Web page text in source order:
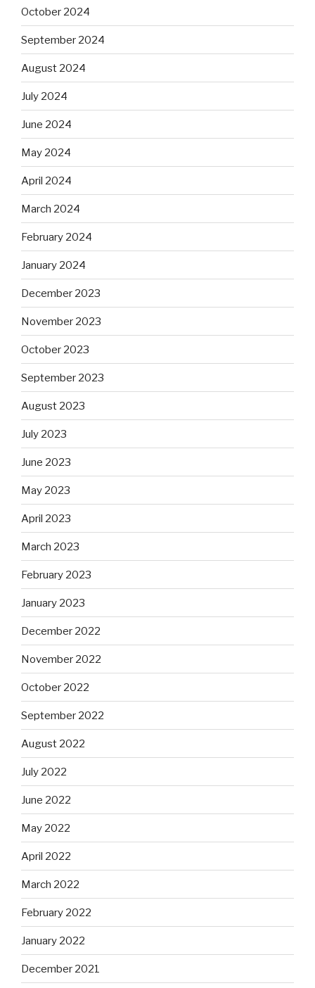
October 2024
September 2024
August 2024
July 2024
June 2024
May 2024
April 2024
March 2024
February 2024
January 2024
December 2023
November 2023
October 2023
September 2023
August 2023
July 2023
June 2023
May 2023
April 2023
March 2023
February 2023
January 2023
December 2022
November 2022
October 2022
September 2022
August 2022
July 2022
June 2022
May 2022
April 2022
March 2022
February 2022
January 2022
December 2021